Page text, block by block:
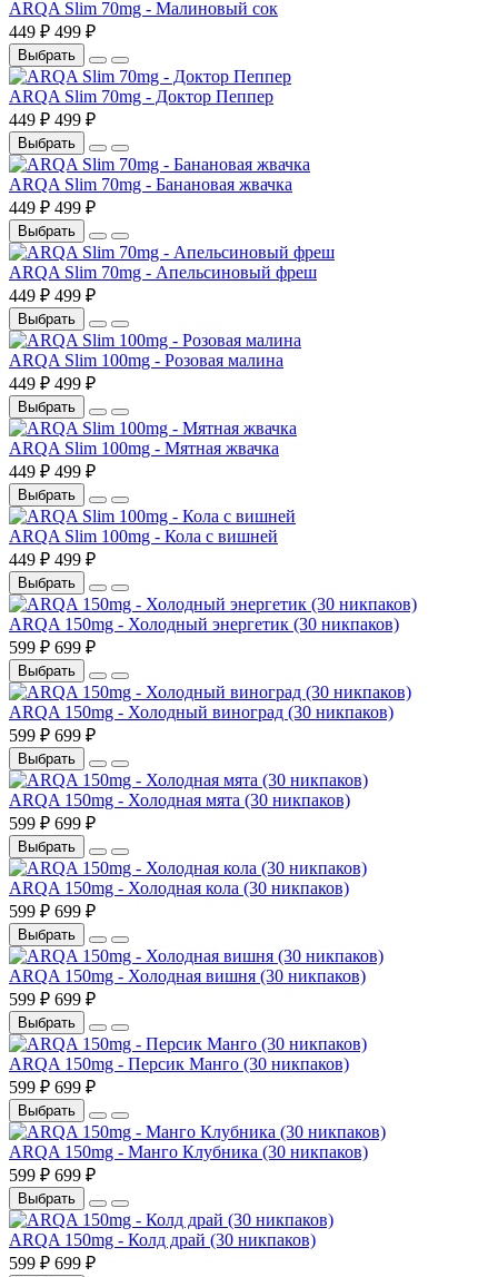
ARQA Slim 70mg - Малиновый сок
449 ₽ 499 ₽
Выбрать
ARQA Slim 70mg - Доктор Пеппер
449 ₽ 499 ₽
Выбрать
ARQA Slim 70mg - Банановая жвачка
449 ₽ 499 ₽
Выбрать
ARQA Slim 70mg - Апельсиновый фреш
449 ₽ 499 ₽
Выбрать
ARQA Slim 100mg - Розовая малина
449 ₽ 499 ₽
Выбрать
ARQA Slim 100mg - Мятная жвачка
449 ₽ 499 ₽
Выбрать
ARQA Slim 100mg - Кола с вишней
449 ₽ 499 ₽
Выбрать
ARQA 150mg - Холодный энергетик (30 никпаков)
599 ₽ 699 ₽
Выбрать
ARQA 150mg - Холодный виноград (30 никпаков)
599 ₽ 699 ₽
Выбрать
ARQA 150mg - Холодная мята (30 никпаков)
599 ₽ 699 ₽
Выбрать
ARQA 150mg - Холодная кола (30 никпаков)
599 ₽ 699 ₽
Выбрать
ARQA 150mg - Холодная вишня (30 никпаков)
599 ₽ 699 ₽
Выбрать
ARQA 150mg - Персик Манго (30 никпаков)
599 ₽ 699 ₽
Выбрать
ARQA 150mg - Манго Клубника (30 никпаков)
599 ₽ 699 ₽
Выбрать
ARQA 150mg - Колд драй (30 никпаков)
599 ₽ 699 ₽